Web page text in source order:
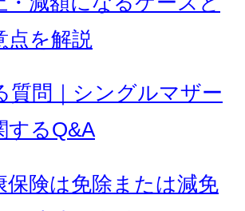
点を解説
質問｜シングルマザー
するQ&A
保険は免除または減免